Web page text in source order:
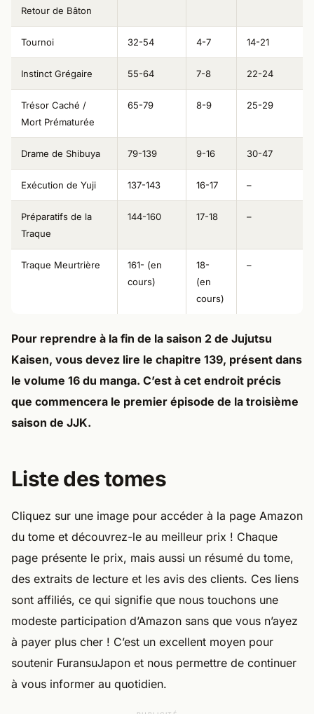
Retour de Bâton
Tournoi 32-54 4-7 14-21
Instinct Grégaire 55-64 7-8 22-24
Trésor Caché /
Mort Prématurée
65-79 8-9 25-29
Drame de Shibuya 79-139 9-16 30-47
Exécution de Yuji 137-143 16-17 –
Préparatifs de la
Traque
144-160 17-18 –
Traque Meurtrière
161- (en
cours)
18-
(en
cours)
–
Pour reprendre à la fin de la saison 2 de Jujutsu
Kaisen, vous devez lire le chapitre 139, présent dans
le volume 16 du manga. C’est à cet endroit précis
que commencera le premier épisode de la troisième
saison de JJK.
Liste des tomes
Cliquez sur une image pour accéder à la page Amazon
du tome et découvrez-le au meilleur prix ! Chaque
page présente le prix, mais aussi un résumé du tome,
des extraits de lecture et les avis des clients. Ces liens
sont affiliés, ce qui signifie que nous touchons une
modeste participation d’Amazon sans que vous n’ayez
à payer plus cher ! C’est un excellent moyen pour
soutenir FuransuJapon et nous permettre de continuer
à vous informer au quotidien.